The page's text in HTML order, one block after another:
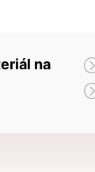
na